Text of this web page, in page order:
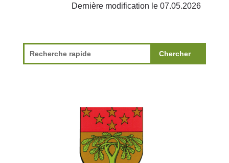
Dernière modification le 07.05.2026